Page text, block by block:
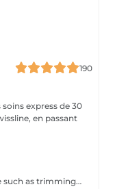
190
express de 30
en passant
This treatment includes nail and foot care such as trimming, shaping, cuticle care, and exfoliation, followed by the application of nail polish. It leaves feet looking polished and well-groomed, enhancing both health and beauty of nails and skin.